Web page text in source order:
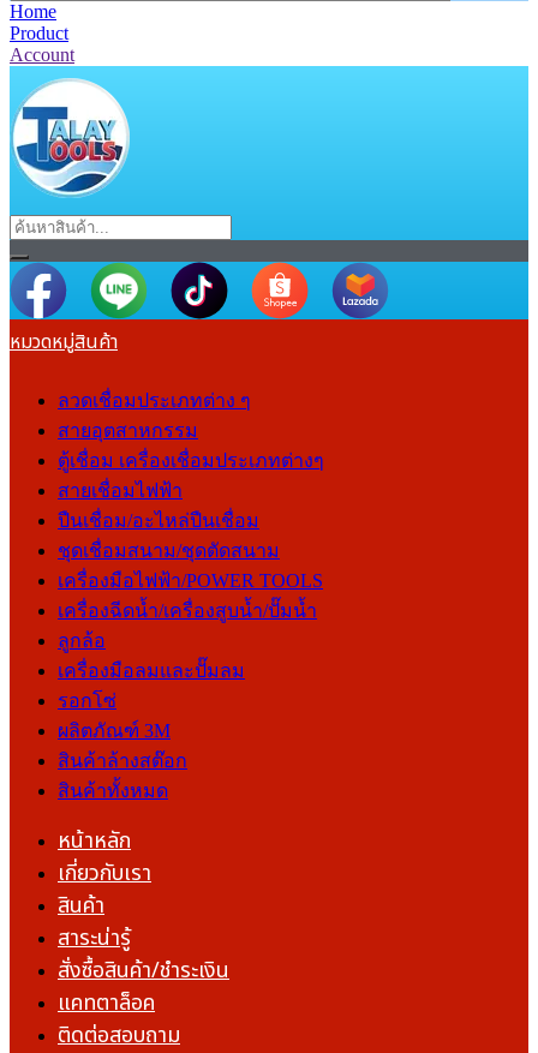
Home
Product
Account
หมวดหมู่สินค้า
ลวดเชื่อมประเภทต่าง ๆ
สายอุตสาหกรรม
ตู้เชื่อม เครื่องเชื่อมประเภทต่างๆ
สายเชื่อมไฟฟ้า
ปืนเชื่อม/อะไหล่ปืนเชื่อม
ชุดเชื่อมสนาม/ชุดตัดสนาม
เครื่องมือไฟฟ้า/POWER TOOLS
เครื่องฉีดน้ำ/เครื่องสูบน้ำ/ปั๊มน้ำ
ลูกล้อ
เครื่องมือลมและปั๊มลม
รอกโซ่
ผลิตภัณฑ์ 3M
สินค้าล้างสต๊อก
สินค้าทั้งหมด
หน้าหลัก
เกี่ยวกับเรา
สินค้า
สาระน่ารู้
สั่งซื้อสินค้า/ชำระเงิน
แคทตาล็อค
ติดต่อสอบถาม